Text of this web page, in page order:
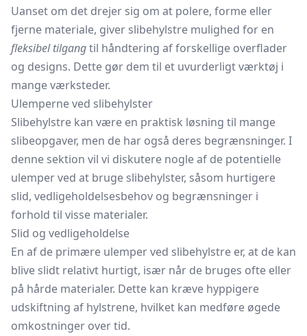
Uanset om det drejer sig om at polere, forme eller
fjerne materiale, giver slibehylstre mulighed for en
fleksibel tilgangtil håndtering af forskellige overflader
og designs. Dette gør dem til et uvurderligt værktøj i
mange værksteder.
Ulemperne ved slibehylster
Slibehylstre kan være en praktisk løsning til mange
slibeopgaver, men de har også deres begrænsninger. I
denne sektion vil vi diskutere nogle af de potentielle
ulemper ved at bruge slibehylster, såsom hurtigere
slid, vedligeholdelsesbehov og begrænsninger i
forhold til visse materialer.
Slid og vedligeholdelse
En af de primære ulemper ved slibehylstre er, at de kan
blive slidt relativt hurtigt, især når de bruges ofte eller
på hårde materialer. Dette kan kræve hyppigere
udskiftning af hylstrene, hvilket kan medføre øgede
omkostninger over tid.